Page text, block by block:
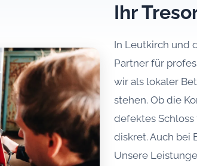
Ihr
In Leutkirch und
Partner für
wir als lokaler
stehen. Ob die
defektes
diskret. Auch bei
Unsere